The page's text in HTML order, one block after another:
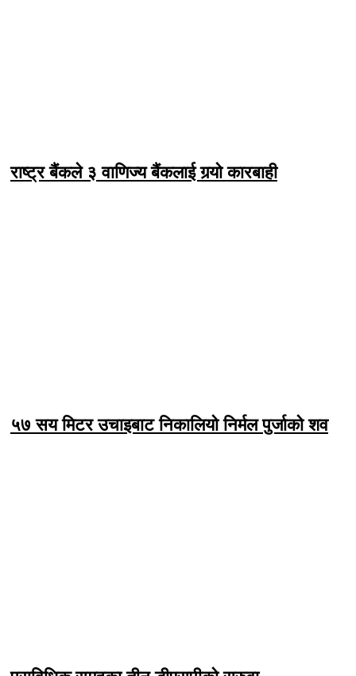
राष्ट्र बैंकले ३ वाणिज्य बैंकलाई गर्‍यो कारबाही
५७ सय मिटर उचाइबाट निकालियो निर्मल पुर्जाको शव